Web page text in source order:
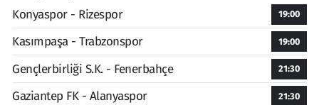
Konyaspor - Rizespor
19:00
Kasımpaşa - Trabzonspor 19:00
Gençlerbirliği S.K. - Fenerbahçe 21:30
Gaziantep FK - Alanyaspor 21:30